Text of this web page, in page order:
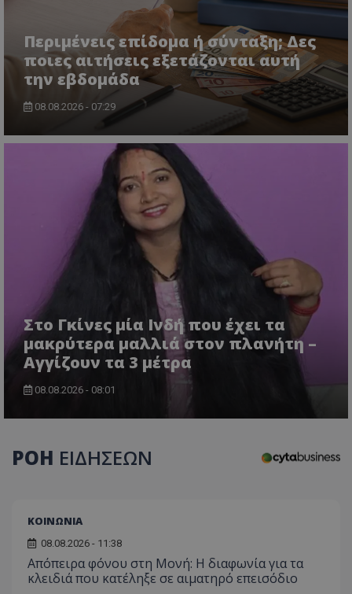
Περιμένεις επίδομα ή σύνταξη; Δες
ποιες αιτήσεις εξετάζονται αυτή
την εβδομάδα
08.08.2026 - 07:29
Στο Γκίνες μία Ινδή που έχει τα
μακρύτερα μαλλιά στον πλανήτη –
Αγγίζουν τα 3 μέτρα
08.08.2026 - 08:01
ΡΟΗ ΕΙΔΗΣΕΩΝ
ΚΟΙΝΩΝΙΑ
08.08.2026 - 11:38
Απόπειρα φόνου στη Μονή: Η διαφωνία για τα
κλειδιά που κατέληξε σε αιματηρό επεισόδιο